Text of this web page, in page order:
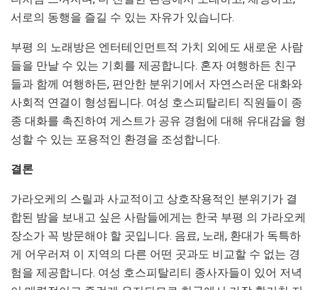
서로의 동행을 즐길 수 있는 자유가 있습니다.
부평 의 노래방은 엔터테인먼트적 가치 외에도 새로운 사람
들을 만날 수 있는 기회를 제공합니다. 혼자 여행하든 친구
들과 함께 여행하든, 편안한 분위기에서 자연스러운 대화와
사회적 연결이 형성됩니다. 여성 호스피탈리티 직원들이 종
종 대화를 촉진하여 게스트가 공유 경험에 대해 유대감을 형
성할 수 있는 포용적인 환경을 조성합니다.
결론
가라오케의 스릴과 사교적이고 상호작용적인 분위기가 결
합된 밤을 보내고 싶은 사람들에게는 한국 부평 의 가라오케
장소가 꼭 방문해야 할 곳입니다. 음료, 노래, 환대가 독특하
게 어우러져 이 지역의 다른 어떤 곳과도 비교할 수 없는 경
험을 제공합니다. 여성 호스피탈리티 종사자들이 있어 저녁